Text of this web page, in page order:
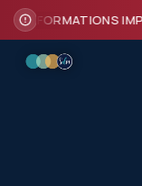
INFORMATIONS